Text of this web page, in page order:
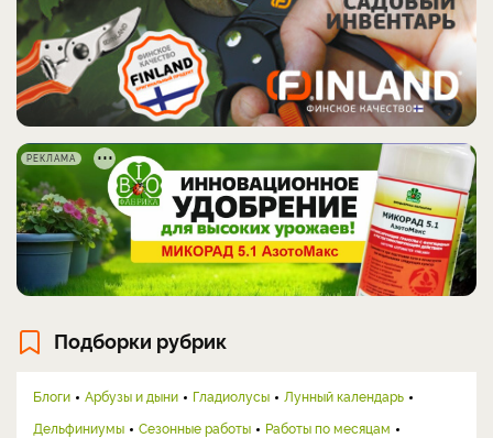
РЕКЛАМА
Подборки рубрик
Блоги Арбузы и дыни Гладиолусы
Лунный календарь
Дельфиниумы
Сезонные работы
Работы по месяцам